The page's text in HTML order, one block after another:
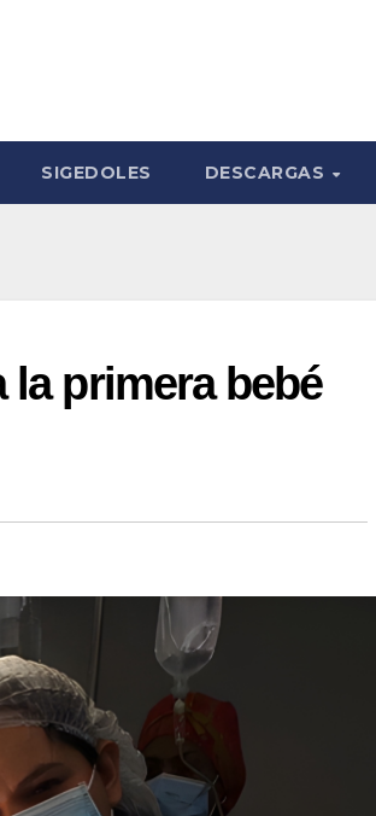
SIGEDOLES DESCARGAS
la primera bebé